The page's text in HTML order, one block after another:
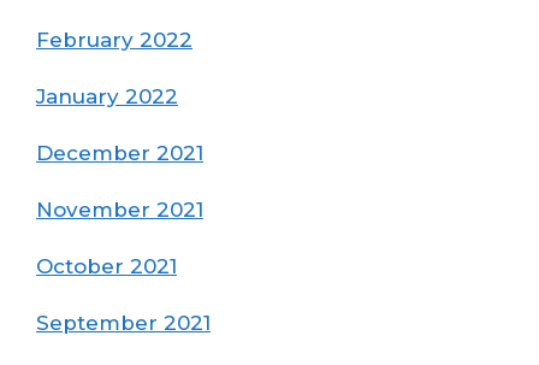
February 2022
January 2022
December 2021
November 2021
October 2021
September 2021